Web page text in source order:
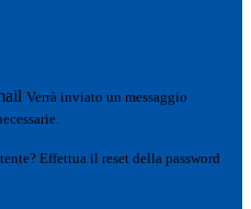
Verrà inviato un messaggio
Effettua il reset della password